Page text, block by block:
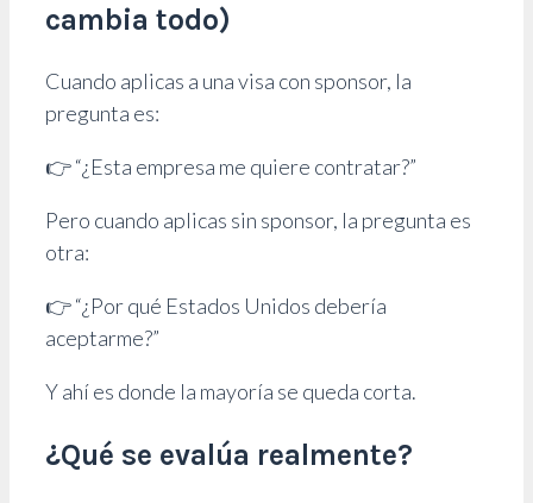
cambia todo)
Cuando aplicas a una visa con sponsor, la
pregunta es:
👉 “¿Esta empresa me quiere contratar?”
Pero cuando aplicas sin sponsor, la pregunta es
otra:
👉 “¿Por qué Estados Unidos debería
aceptarme?”
Y ahí es donde la mayoría se queda corta.
¿Qué se evalúa realmente?